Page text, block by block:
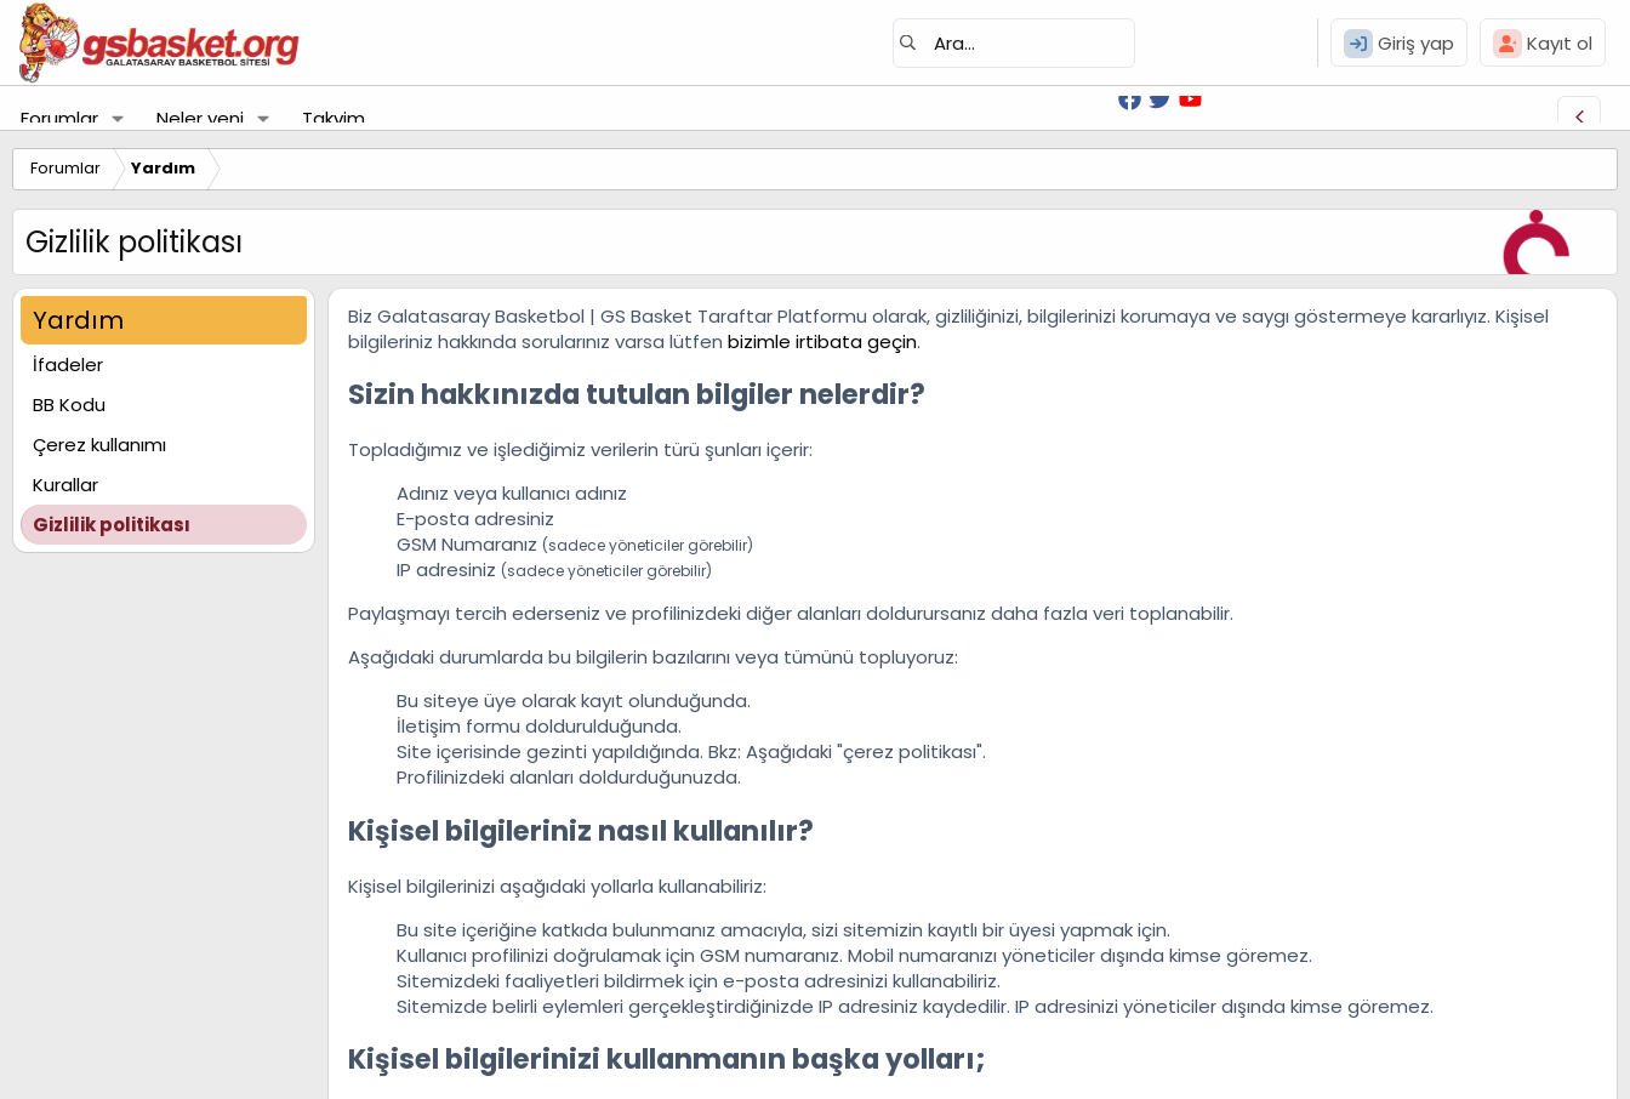
Giriş yap Kayıt ol
Forumlar Neler yeni Takvim
Forumlar Yardım
Gizlilik politikası
Yardım
İfadeler
BB Kodu
Çerez kullanımı
Kurallar
Gizlilik politikası
Biz Galatasaray Basketbol | GS Basket Taraftar Platformu olarak, gizliliğinizi, bilgilerinizi korumaya ve saygı göstermeye kararlıyız. Kişisel
bilgileriniz hakkında sorularınız varsa lütfen bizimle irtibata geçin.
Sizin hakkınızda tutulan bilgiler nelerdir?
Topladığımız ve işlediğimiz verilerin türü şunları içerir:
Adınız veya kullanıcı adınız
E-posta adresiniz
GSM Numaranız (sadece yöneticiler görebilir)
IP adresiniz (sadece yöneticiler görebilir)
Paylaşmayı tercih ederseniz ve profilinizdeki diğer alanları doldurursanız daha fazla veri toplanabilir.
Aşağıdaki durumlarda bu bilgilerin bazılarını veya tümünü topluyoruz:
Bu siteye üye olarak kayıt olunduğunda.
İletişim formu doldurulduğunda.
Site içerisinde gezinti yapıldığında. Bkz: Aşağıdaki "çerez politikası".
Profilinizdeki alanları doldurduğunuzda.
Kişisel bilgileriniz nasıl kullanılır?
Kişisel bilgilerinizi aşağıdaki yollarla kullanabiliriz:
Bu site içeriğine katkıda bulunmanız amacıyla, sizi sitemizin kayıtlı bir üyesi yapmak için.
Kullanıcı profilinizi doğrulamak için GSM numaranız. Mobil numaranızı yöneticiler dışında kimse göremez.
Sitemizdeki faaliyetleri bildirmek için e-posta adresinizi kullanabiliriz.
Sitemizde belirli eylemleri gerçekleştirdiğinizde IP adresiniz kaydedilir. IP adresinizi yöneticiler dışında kimse göremez.
Kişisel bilgilerinizi kullanmanın başka yolları;